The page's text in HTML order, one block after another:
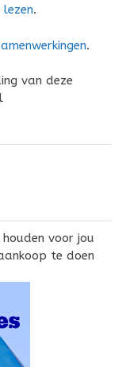
lezen.
.
van deze
voor jou
te doen